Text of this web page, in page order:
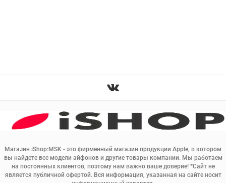
Магазин iShop:MSK - это фирменный магазин продукции Apple, в котором
вы найдете все модели айфонов и другие товары компании. Мы работаем
на постоянных клиентов, поэтому нам важно ваше доверие! *Сайт не
является публичной офертой. Вся информация, указанная на сайте носит